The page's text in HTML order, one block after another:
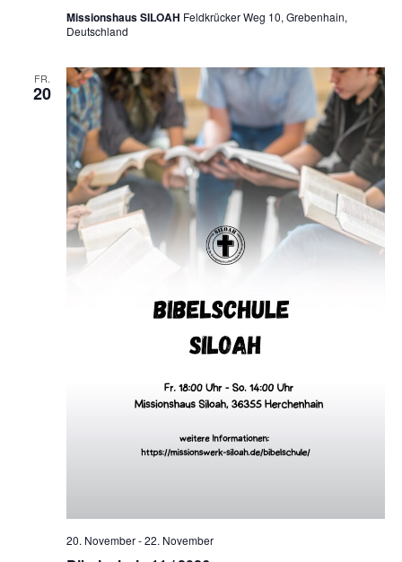
Missionshaus SILOAH Feldkrücker Weg 10, Grebenhain,
Deutschland
FR.
20
20. November-22. November